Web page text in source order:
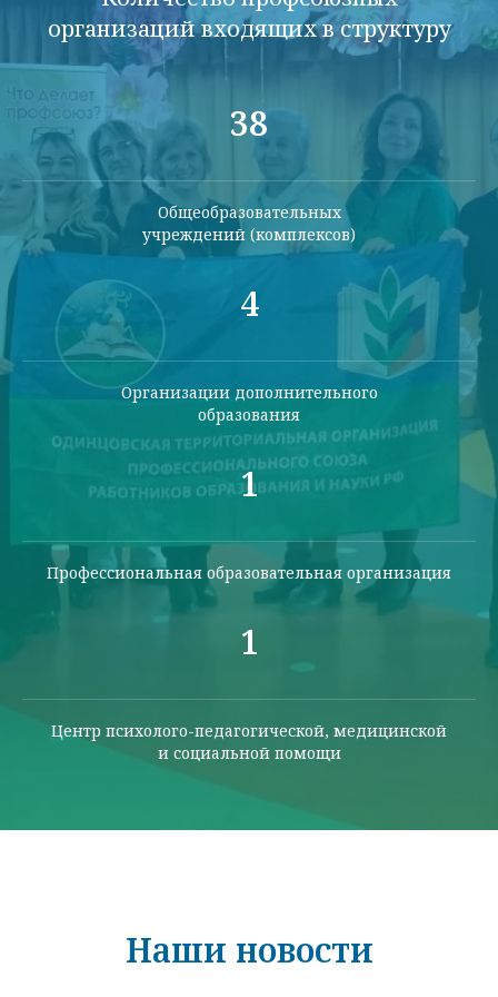
организаций входящих в структуру
38
Общеобразовательных
учреждений (комплексов)
4
Организации дополнительного
образования
1
Профессиональная образовательная организация
1
Центр психолого-педагогической, медицинской
и социальной помощи
Наши новости